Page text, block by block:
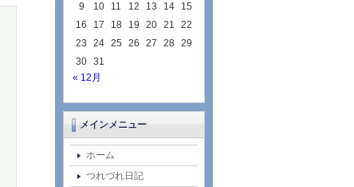
9
10 11 12 13 14
15
16
17 18 19 20 21
22
23
24 25 26 27 28
29
30 31
« 12月
メインメニュー
ホーム
つれづれ日記